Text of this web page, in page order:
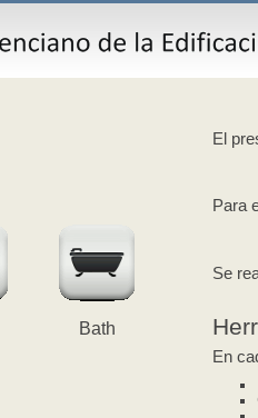
Bath
El
Para
Se
En